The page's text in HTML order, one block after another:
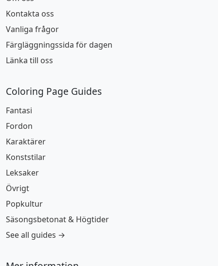
Kontakta oss
Vanliga frågor
Färgläggningssida för dagen
Länka till oss
Coloring Page Guides
Fantasi
Fordon
Karaktärer
Konststilar
Leksaker
Övrigt
Popkultur
Säsongsbetonat & Högtider
See all guides →